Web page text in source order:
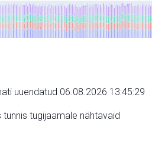
uuendatud 06.08.2026 13:45:29
tugijaamale nähtavaid